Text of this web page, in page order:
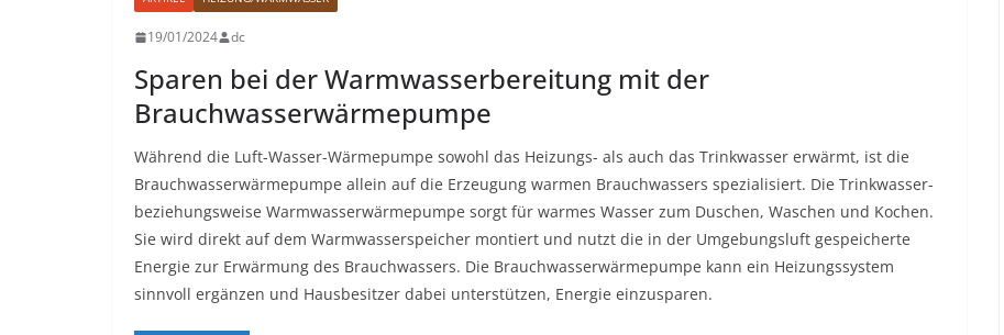
19/01/2024 dc
Sparen bei der Warmwasserbereitung mit der
Brauchwasserwärmepumpe
Während die Luft-Wasser-Wärmepumpe sowohl das Heizungs- als auch das Trinkwasser erwärmt, ist die
Brauchwasserwärmepumpe allein auf die Erzeugung warmen Brauchwassers spezialisiert. Die Trinkwasser-
beziehungsweise Warmwasserwärmepumpe sorgt für warmes Wasser zum Duschen, Waschen und Kochen.
Sie wird direkt auf dem Warmwasserspeicher montiert und nutzt die in der Umgebungsluft gespeicherte
Energie zur Erwärmung des Brauchwassers. Die Brauchwasserwärmepumpe kann ein Heizungssystem
sinnvoll ergänzen und Hausbesitzer dabei unterstützen, Energie einzusparen.